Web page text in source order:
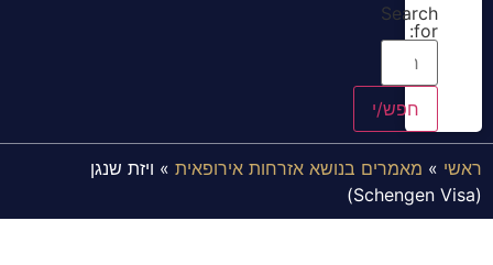
Search
for:
ראשי » מאמרים בנושא אזרחות אירופאית » ויזת שנגן
(Schengen Visa)